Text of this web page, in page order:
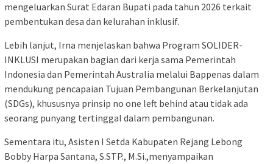
mengeluarkan Surat Edaran Bupati pada tahun 2026 terkait
pembentukan desa dan kelurahan inklusif.
Lebih lanjut, Irna menjelaskan bahwa Program SOLIDER-
INKLUSI merupakan bagian dari kerja sama Pemerintah
Indonesia dan Pemerintah Australia melalui Bappenas dalam
mendukung pencapaian Tujuan Pembangunan Berkelanjutan
(SDGs), khususnya prinsip no one left behind atau tidak ada
seorang punyang tertinggal dalam pembangunan.
Sementara itu, Asisten I Setda Kabupaten Rejang Lebong
Bobby Harpa Santana, S.STP., M.Si.,menyampaikan